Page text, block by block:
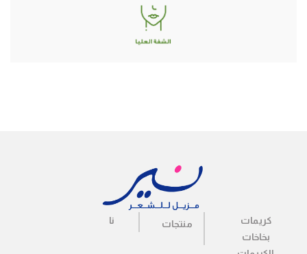
كريمات
بخاخات
منتجات نا